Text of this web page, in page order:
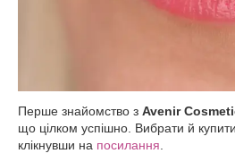
Перше знайомство з Avenir
що цілком успішно. Вибрати й
клікнувши на посилання